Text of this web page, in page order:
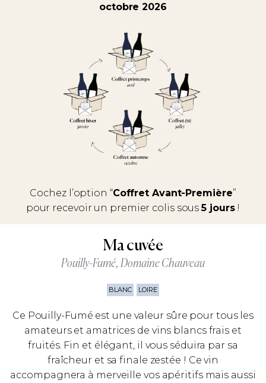
octobre 2026
Cochez l’option “Coffret Avant-Première”
pour recevoir un premier colis sous5 jours!
Ma cuvée
Pouilly-Fumé, Domaine Chauveau
BLANC LOIRE
Ce Pouilly-Fumé est une valeur sûre pour tous les
amateurs et amatrices de vins blancs frais et
fruités. Fin et élégant, il vous séduira par sa
fraîcheur et sa finale zestée ! Ce vin
accompagnera à merveille vos apéritifs mais aussi